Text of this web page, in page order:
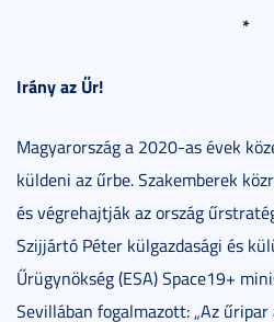
*
Irány az Űr!
Magyarország a 2020-as évek
küldeni az űrbe. Szakemberek
és végrehajtják az ország
Szijjártó Péter külgazdasági és
Űrügynökség (ESA) Space19+
Sevillában fogalmazott: „Az